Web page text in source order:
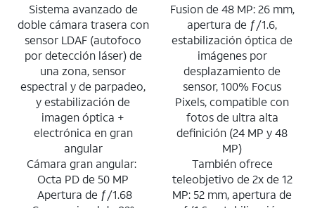
Sistema avanzado de
doble cámara trasera con
sensor LDAF (autofoco
por detección láser) de
una zona, sensor
espectral y de parpadeo,
y estabilización de
imagen óptica +
electrónica en gran
angular
Cámara gran angular:
Octa PD de 50 MP
Apertura de ƒ/1.68
Fusion de 48 MP: 26 mm,
apertura de ƒ/1.6,
estabilización óptica de
imágenes por
desplazamiento de
sensor, 100% Focus
Pixels, compatible con
fotos de ultra alta
definición (24 MP y 48
MP)
También ofrece
teleobjetivo de 2x de 12
MP: 52 mm, apertura de